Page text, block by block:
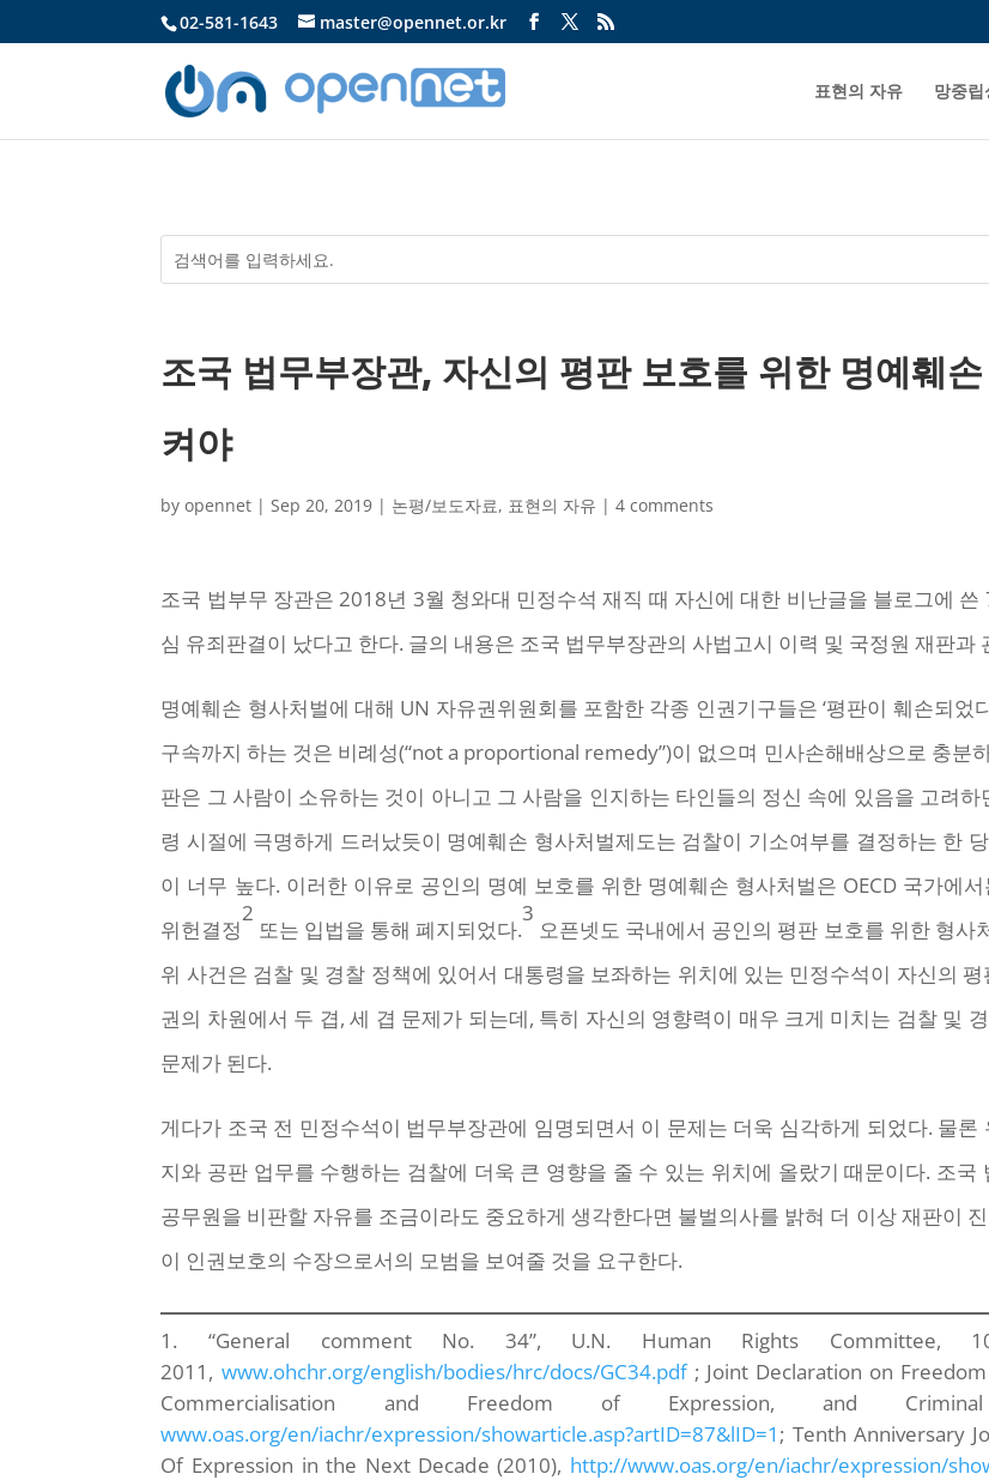
02-581-1643 master@opennet.or.kr
표현의 자유 망중립
조국 법무부장관, 자신의 평판 보호를 위한 명예훼
켜야
byopennet | Sep 20, 2019 | 논평/보도자료, 표현의 자유 |4 comments
조국 법부무 장관은 2018년 3월 청와대 민정수석 재직 때 자신에 대한 비난글을 블로그에
심 유죄판결이 났다고 한다. 글의 내용은 조국 법무부장관의 사법고시 이력 및 국정원 재판과
명예훼손 형사처벌에 대해 UN 자유권위원회를 포함한 각종 인권기구들은 ‘평판이 훼손되
구속까지 하는 것은 비례성(“not a proportional remedy”)이 없으며 민사손해배상으로 충분
판은 그 사람이 소유하는 것이 아니고 그 사람을 인지하는 타인들의 정신 속에 있음을 고려
령 시절에 극명하게 드러났듯이 명예훼손 형사처벌제도는 검찰이 기소여부를 결정하는 한
이 너무 높다. 이러한 이유로 공인의 명예 보호를 위한 명예훼손 형사처벌은 OECD 국가에
위헌결정
2
또는 입법을 통해 폐지되었다.
3
오픈넷도 국내에서 공인의 평판 보호를 위한 형
위 사건은 검찰 및 경찰 정책에 있어서 대통령을 보좌하는 위치에 있는 민정수석이 자신의
권의 차원에서 두 겹, 세 겹 문제가 되는데, 특히 자신의 영향력이 매우 크게 미치는 검찰 및
문제가 된다.
게다가 조국 전 민정수석이 법무부장관에 임명되면서 이 문제는 더욱 심각하게 되었다. 물
지와 공판 업무를 수행하는 검찰에 더욱 큰 영향을 줄 수 있는 위치에 올랐기 때문이다. 조
공무원을 비판할 자유를 조금이라도 중요하게 생각한다면 불벌의사를 밝혀 더 이상 재판이
이 인권보호의 수장으로서의 모범을 보여줄 것을 요구한다.
“General comment No. 34”, U.N. Human Rights Committee,
2011, www.ohchr.org/english/bodies/hrc/docs/GC34.pdf; Joint Declaration on
Commercialisation and Freedom of Expression, and
www.oas.org/en/iachr/expression/showarticle.asp?artID=87&lID=1 ; Tenth Anniversary
Of Expression in the Next Decade (2010), http://www.oas.org/en/iachr/expression/